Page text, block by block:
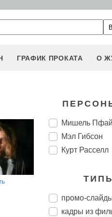
ГРАФИК ПРОКАТА О
Мишель
Мэл Гибсон
Курт Расселл
промо-
кадры из